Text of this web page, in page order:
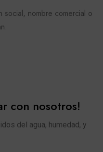
social, nombre comercial o
con nosotros!
del agua, humedad, y